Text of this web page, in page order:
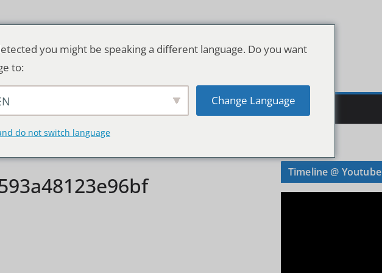
& WELT
Timeline @ Youtube
you might be speaking a different language. Do you want
to:
Change Language
do not switch language